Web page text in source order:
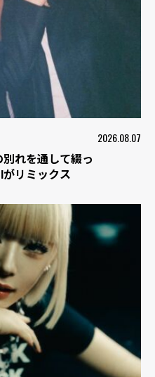
2026.08.07
れを通して綴っ
リミックス